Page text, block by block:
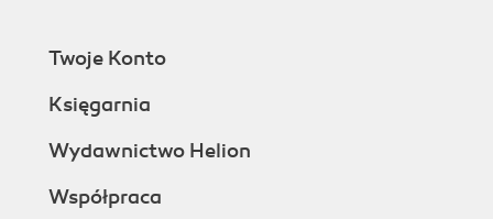
Twoje Konto
Księgarnia
Wydawnictwo Helion
Współpraca